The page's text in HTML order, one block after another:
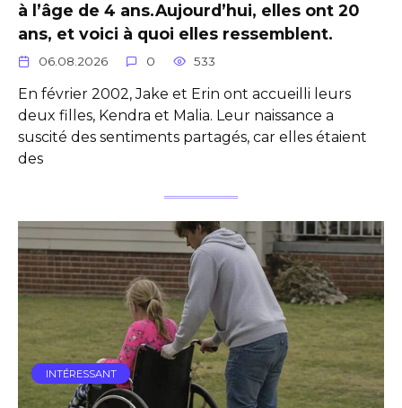
à l’âge de 4 ans.Aujourd’hui, elles ont 20
ans, et voici à quoi elles ressemblent.
06.08.2026 0 533
En février 2002, Jake et Erin ont accueilli leurs
deux filles, Kendra et Malia. Leur naissance a
suscité des sentiments partagés, car elles étaient
des
INTÉRESSANT